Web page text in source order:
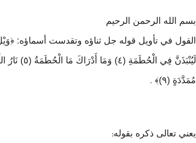
بسم الله الرحمن الرحيم
القول في تأويل قوله جل ثناؤه وتقدست أسماؤه:
مُمَدَّدَةٍ (٩)﴾
.
يعني تعالى ذكره بقوله: